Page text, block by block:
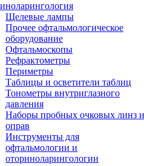
Щелевые лампы
Прочее офтальмологическое
оборудование
Офтальмоскопы
Рефрактометры
Периметры
Таблицы и осветители таблиц
Тонометры внутриглазного
давления
Наборы пробных очковых линз и
оправ
Инструменты для
офтальмологии и
оториноларингологии